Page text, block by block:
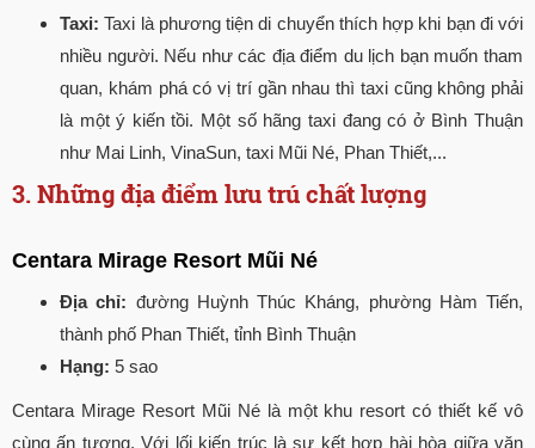
Taxi: Taxi là phương tiện di chuyển thích hợp khi bạn đi với
nhiều người. Nếu như các địa điểm du lịch bạn muốn tham
quan, khám phá có vị trí gần nhau thì taxi cũng không phải
là một ý kiến tồi. Một số hãng taxi đang có ở Bình Thuận
như Mai Linh, VinaSun, taxi Mũi Né, Phan Thiết,...
3. Những địa điểm lưu trú chất lượng
Centara Mirage Resort Mũi Né
Địa chỉ: đường Huỳnh Thúc Kháng, phường Hàm Tiến,
thành phố Phan Thiết, tỉnh Bình Thuận
Hạng: 5 sao
Centara Mirage Resort Mũi Né là một khu resort có thiết kế vô
cùng ấn tượng. Với lối kiến trúc là sự kết hợp hài hòa giữa văn